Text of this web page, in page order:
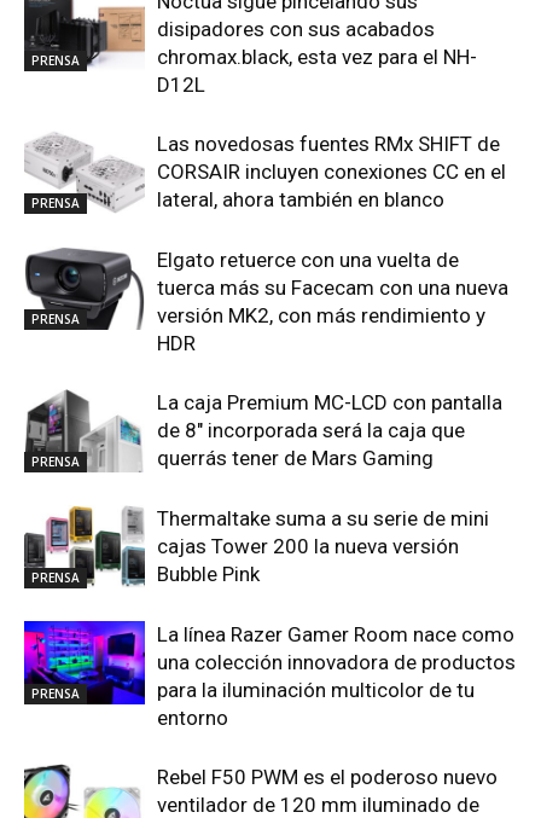
PRENSA
disipadores con sus acabados
chromax.black, esta vez para el NH-
D12L
PRENSA
Las novedosas fuentes RMx SHIFT de
CORSAIR incluyen conexiones CC en el
lateral, ahora también en blanco
PRENSA
Elgato retuerce con una vuelta de
tuerca más su Facecam con una nueva
versión MK2, con más rendimiento y
HDR
PRENSA
La caja Premium MC-LCD con pantalla
de 8″ incorporada será la caja que
querrás tener de Mars Gaming
PRENSA
Thermaltake suma a su serie de mini
cajas Tower 200 la nueva versión
Bubble Pink
PRENSA
La línea Razer Gamer Room nace como
una colección innovadora de productos
para la iluminación multicolor de tu
entorno
Rebel F50 PWM es el poderoso nuevo
ventilador de 120 mm iluminado de